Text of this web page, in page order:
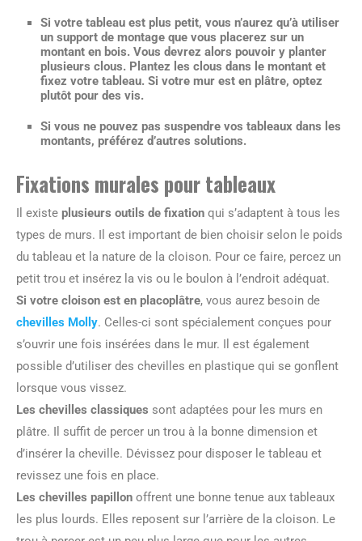
Si votre tableau est plus petit, vous n’aurez qu’à utiliser
un support de montage que vous placerez sur un
montant en bois. Vous devrez alors pouvoir y planter
plusieurs clous. Plantez les clous dans le montant et
fixez votre tableau. Si votre mur est en plâtre, optez
plutôt pour des vis.
Si vous ne pouvez pas suspendre vos tableaux dans les
montants, préférez d’autres solutions.
Fixations murales pour tableaux
Il existe plusieurs outils de fixation qui s’adaptent à tous les
types de murs. Il est important de bien choisir selon le poids
du tableau et la nature de la cloison. Pour ce faire, percez un
petit trou et insérez la vis ou le boulon à l’endroit adéquat.
Si votre cloison est en placoplâtre, vous aurez besoin de
chevilles Molly. Celles-ci sont spécialement conçues pour
s’ouvrir une fois insérées dans le mur. Il est également
possible d’utiliser des chevilles en plastique qui se gonflent
lorsque vous vissez.
Les chevilles classiques sont adaptées pour les murs en
plâtre. Il suffit de percer un trou à la bonne dimension et
d’insérer la cheville. Dévissez pour disposer le tableau et
revissez une fois en place.
Les chevilles papillon offrent une bonne tenue aux tableaux
les plus lourds. Elles reposent sur l’arrière de la cloison. Le